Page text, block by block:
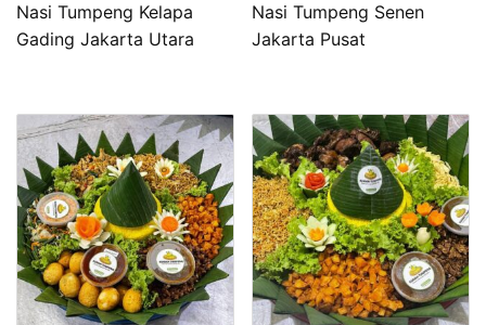
Nasi Tumpeng Kelapa
Gading Jakarta Utara
Nasi Tumpeng Senen
Jakarta Pusat